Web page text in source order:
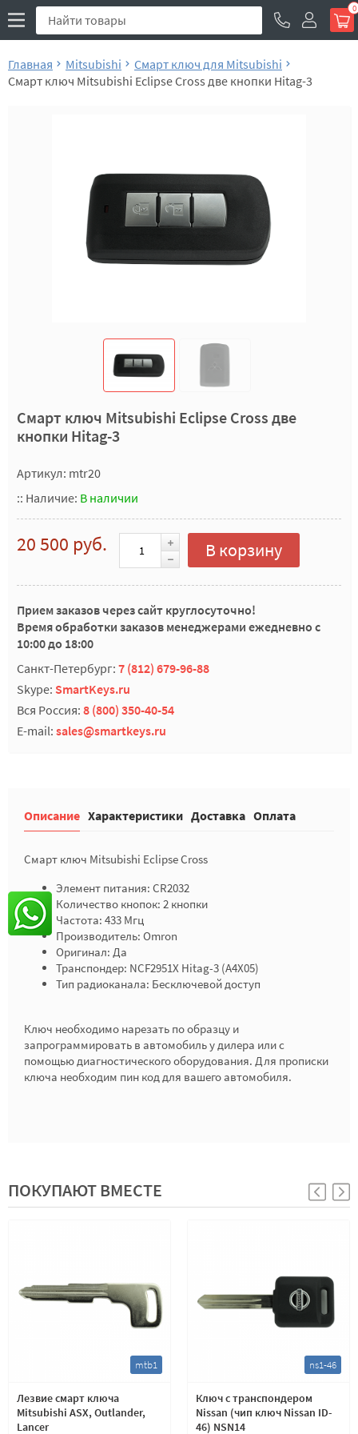
0
Главная Mitsubishi
Смарт ключ для Mitsubishi
Смарт ключ Mitsubishi Eclipse Cross две кнопки Hitag-3
Смарт ключ Mitsubishi Eclipse Cross две
кнопки Hitag-3
Артикул: mtr20
:: Наличие: В наличии
20 500 руб. В корзину
Прием заказов через сайт круглосуточно!
Время обработки заказов менеджерами ежедневно с
10:00 до 18:00
Санкт-Петербург: 7 (812) 679-96-88
Skype: SmartKeys.ru
Вся Россия: 8 (800) 350-40-54
E-mail: sales@smartkeys.ru
Описание Характеристики Доставка Оплата
Смарт ключ Mitsubishi Eclipse Cross
Элемент питания: CR2032
Количество кнопок: 2 кнопки
Частота: 433 Мгц
Производитель: Omron
Оригинал: Да
Транспондер: NCF2951X Hitag-3 (A4X05)
Тип радиоканала: Бесключевой доступ
Ключ необходимо нарезать по образцу и
запрограммировать в автомобиль у дилера или с
помощью диагностического оборудования. Для прописки
ключа необходим пин код для вашего автомобиля.
ПОКУПАЮТ ВМЕСТЕ
mtb1
Лезвие смарт ключа
Mitsubishi ASX, Outlander,
Lancer
ns1-46
Ключ с транспондером
Nissan (чип ключ Nissan ID-
46) NSN14